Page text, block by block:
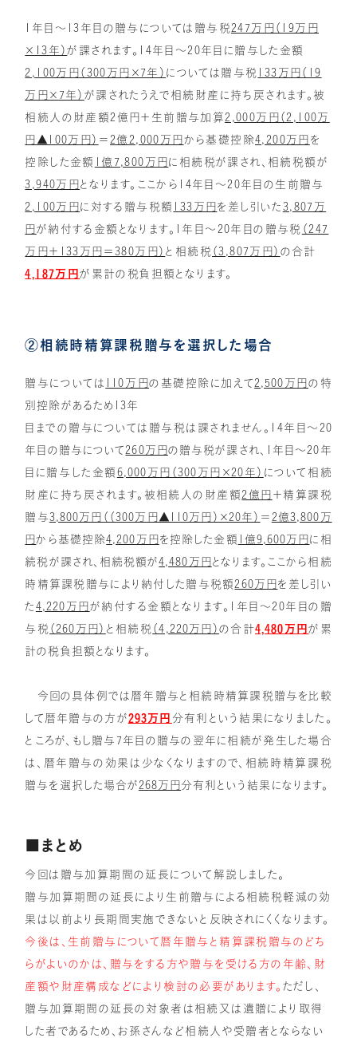
1年目～13年目の贈与については贈与税 247万円（19万円
×13年）が課されます。14年目～20年目に贈与した金額
2,100万円（300万円×7年） については贈与税
133万円（19
万円×7年） が課されたうえで相続財産に持ち戻されます。被
相続人の財産額2億円＋生前贈与加算 2,000万円（2,100万
円▲100万円） ＝ 2億2,000万円 から基礎控除4,200万円 を
控除した金額
1億7,800万円 に相続税が課され、相続税額が
3,940万円 となります。ここから14年目～20年目の生前贈与
2,100万円 に対する贈与税額 133万円 を差し引いた 3,807万
円 が納付する金額となります。1年目～20年目の贈与税 （247
万円＋133万円＝380万円） と相続税 （3,807万円） の合計
4,187万円が累計の税負担額となります。
②相続時精算課税贈与を選択した場合
贈与については 110万円の基礎控除に加えて 2,500万円 の特
別控除があるため13年
目までの贈与については贈与税は課されません。14年目～20
年目の贈与について 260万円の贈与税が課され、1年目～20年
目に贈与した金額 6,000万円（300万円×20年） について相続
財産に持ち戻されます。被相続人の財産額 2億円 ＋精算課税
贈与3,800万円（（300万円▲110万円）×20年） ＝ 2億3,800万
円から基礎控除4,200万円 を控除した金額 1億9,600万円 に相
続税が課され、相続税額が4,480万円 となります。ここから相続
時精算課税贈与により納付した贈与税額 260万円 を差し引い
た 4,220万円 が納付する金額となります。1年目～20年目の贈
与税 （260万円） と相続税 （4,220万円）の合計4,480万円が累
計の税負担額となります。
今回の具体例では暦年贈与と相続時精算課税贈与を比較
して暦年贈与の方が293万円 分有利という結果になりました。
ところが、もし贈与7年目の贈与の翌年に相続が発生した場合
は、暦年贈与の効果は少なくなりますので、相続時精算課税
贈与を選択した場合が 268万円 分有利という結果になります。
■まとめ
今回は贈与加算期間の延長について解説しました。
贈与加算期間の延長により生前贈与による相続税軽減の効
果は以前より長期間実施できないと反映されにくくなります。
今後は、生前贈与について暦年贈与と精算課税贈与のどち
らがよいのかは、贈与をする方や贈与を受ける方の年齢、財
産額や財産構成などにより検討の必要があります。 ただし、
贈与加算期間の延長の対象者は相続又は遺贈により取得
した者であるため、お孫さんなど相続人や受贈者とならない